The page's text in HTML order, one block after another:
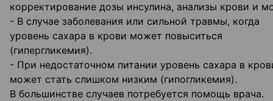
корректирование дозы инсулина, анализы крови и
- В случае заболевания или сильной травмы, когда
уровень сахара в крови может повыситься
(гипергликемия).
- При недостаточном питании уровень сахара в
может стать слишком низким (гипогликемия).
В большинстве случаев потребуется помощь врача.